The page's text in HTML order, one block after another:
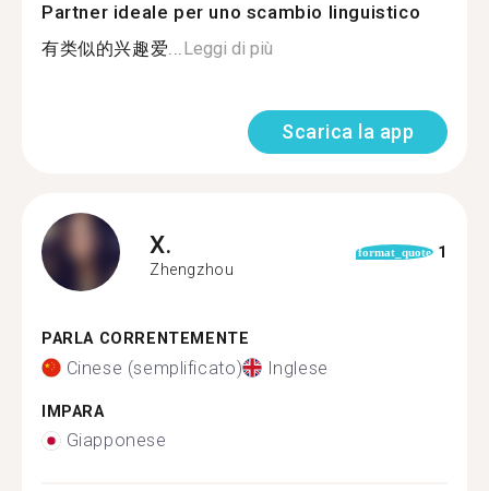
Partner ideale per uno scambio linguistico
有类似的兴趣爱...Leggi di più
Scarica la app
X.
Zhengzhou
format_quote 1
PARLA CORRENTEMENTE
Cinese (semplificato) Inglese
IMPARA
Giapponese